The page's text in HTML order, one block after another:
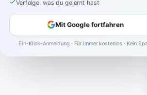
Verfolge, was du gelernt hast
Mit Google fortfahren
Ein-Klick-Anmeldung · Für immer kostenlos · Kein